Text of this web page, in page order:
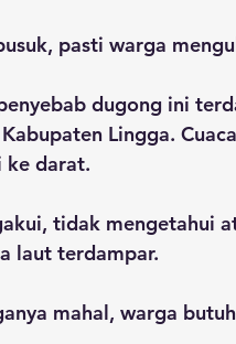
pasti warga
dugong ini
Lingga.
ke darat.
tidak mengetahui
laut terdampar.
mahal, warga